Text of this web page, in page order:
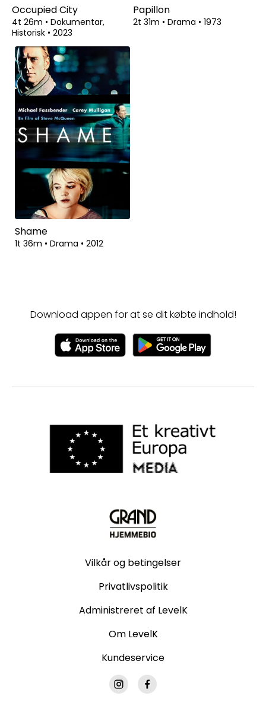
Occupied City
4t 26m • Dokumentar,
Historisk • 2023
Papillon
2t 31m • Drama • 1973
Shame
1t 36m • Drama • 2012
Download appen for at se dit købte indhold!
Vilkår og betingelser
Privatlivspolitik
Administreret af LevelK
Om LevelK
Kundeservice